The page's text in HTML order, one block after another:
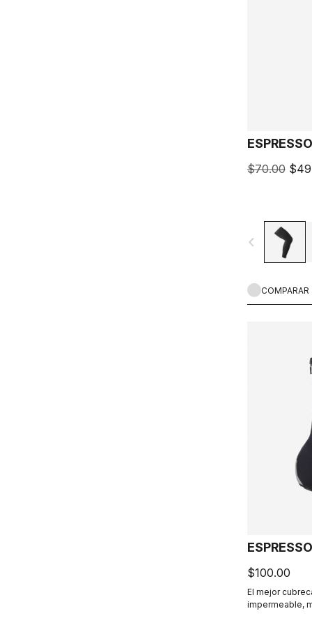
$70.00
navigate_before
COMPARAR
$100.00
El mejor
impermeable,